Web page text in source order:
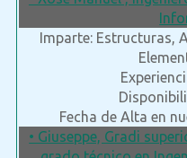
Imparte: Estructuras,
Fecha de Alta en
• Giuseppe, Gradi